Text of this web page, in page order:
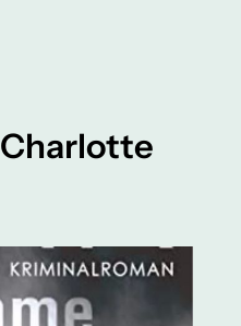
Charlotte